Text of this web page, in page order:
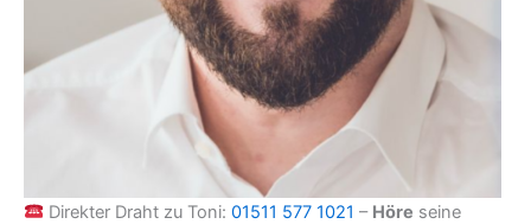
Direkter Draht zu Toni: 01511 577 1021 – Höre seine